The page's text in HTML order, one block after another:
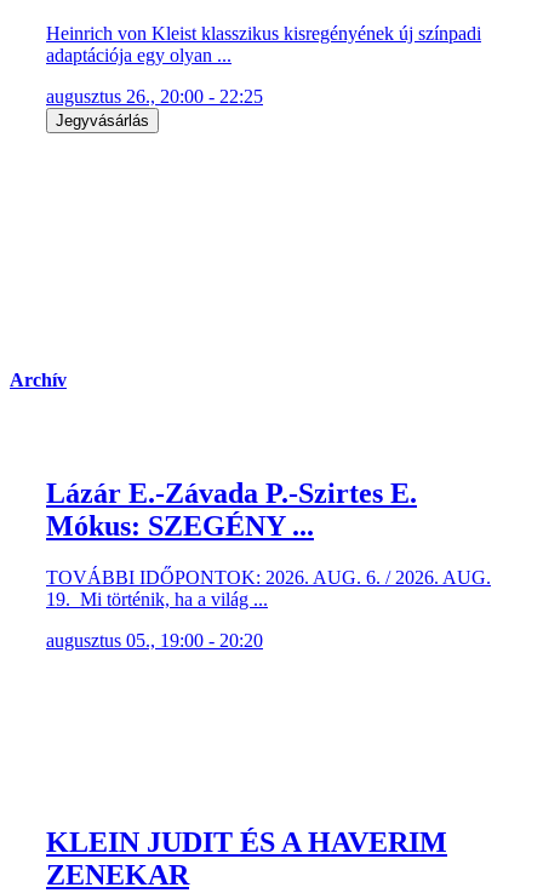
Heinrich von Kleist klasszikus kisregényének új színpadi
adaptációja egy olyan ...
augusztus 26., 20:00 - 22:25
Jegyvásárlás
Archív
Lázár E.-Závada P.-Szirtes E.
Mókus: SZEGÉNY ...
TOVÁBBI IDŐPONTOK: 2026. AUG. 6. / 2026. AUG.
19. Mi történik, ha a világ ...
augusztus 05., 19:00 - 20:20
KLEIN JUDIT ÉS A HAVERIM
ZENEKAR